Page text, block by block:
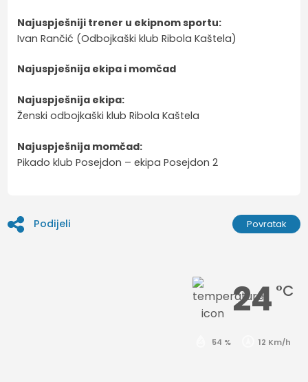
Najuspješniji trener u ekipnom sportu:
Ivan Rančić (Odbojkaški klub Ribola Kaštela)
Najuspješnija ekipa i momčad
Najuspješnija ekipa:
Ženski odbojkaški klub Ribola Kaštela
Najuspješnija momčad:
Pikado klub Posejdon – ekipa Posejdon 2
Podijeli Povratak
24 °C
54 % 12 Km/h